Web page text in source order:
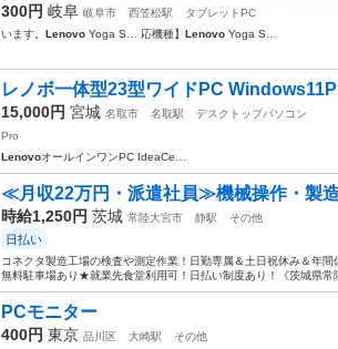
300円 岐阜 岐阜市 西笠松駅
タブレットPC
います。 ​ Lenovo Yoga S… 応機種】 ​ Lenovo Yoga S…
レノボ一体型23型ワイドPC
15,000円 宮城 名取市 名取駅
デスクトップパソコン
Pro
LenovoオールインワンPC IdeaCe…
≪月収22万円・派遣社員≫機械操作・製
時給1,250円 茨城 常陸大宮市 静駅 その他
日払い
コネクタ製造工場の検査や測定作業！日勤専属＆土日祝休み＆年
無料駐車場あり★就業先食堂利用可！日払い制度あり！《茨城県
PCモニター
400円 東京 品川区 大崎駅
その他